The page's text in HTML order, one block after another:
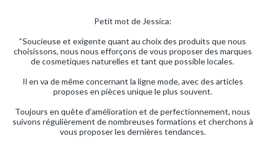
Petit mot de Jessica:
“Soucieuse et exigente quant au choix des produits que nous
choisissons, nous nous efforçons de vous proposer des marques
de cosmetiques naturelles et tant que possible locales.
Il en va de même concernant la ligne mode, avec des articles
proposes en pièces unique le plus souvent.
Toujours en quête d’amélioration et de perfectionnement, nous
suivons régulièrement de nombreuses formations et cherchons à
vous proposer les dernières tendances.